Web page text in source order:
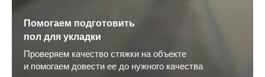
Помогаем подготовить
пол для укладки
Проверяем качество стяжки на объекте
и помогаем довести ее до нужного качества